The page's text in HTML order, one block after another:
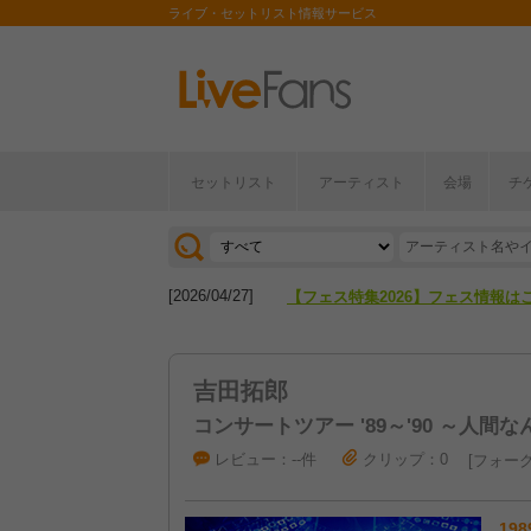
ライブ・セットリスト情報サービス
セットリスト アーティスト 会場 チ
[2026/07/28] 【ライブ動員ランキング】2026年
[2026/04/27] 【フェス特集2026】フェス情報は
吉田拓郎
コンサートツアー '89～'90 ～人間な
レビュー：--件 クリップ：0 フォー